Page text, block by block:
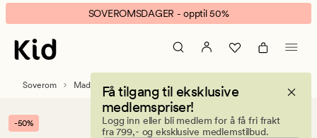
Soft
madrassbeskytter
hvit
banner.
Klikk
ESCAPE
pause.
SOVEROMSDAGER - opptil 50%
Få tilgang til eksklusive
medlemspriser!
Logg inn eller bli medlem for å få fri frakt
fra 799,- og eksklusive medlemstilbud.
Soverom Madrassbeskytter og putebeskytter
-50%